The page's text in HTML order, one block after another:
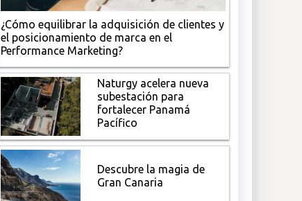
¿Cómo equilibrar la adquisición de clientes y
el posicionamiento de marca en el
Performance Marketing?
Naturgy acelera nueva
subestación para
fortalecer Panamá
Pacífico
Descubre la magia de
Gran Canaria